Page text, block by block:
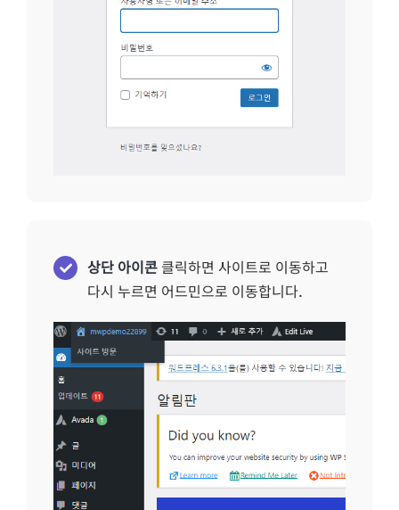
상단 아이콘 클릭하면 사이트로 이동하고
다시 누르면 어드민으로 이동합니다.